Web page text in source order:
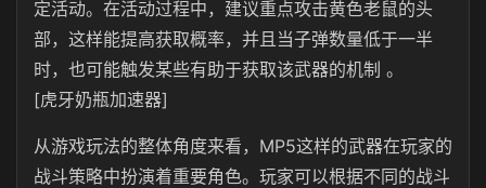
定活动。在活动过程中，建议重点攻击黄色老鼠的头
部，这样能提高获取概率，并且当子弹数量低于一半
时，也可能触发某些有助于获取该武器的机制 。
[虎牙奶瓶加速器]
从游戏玩法的整体角度来看，MP5这样的武器在玩家的
战斗策略中扮演着重要角色。玩家可以根据不同的战斗